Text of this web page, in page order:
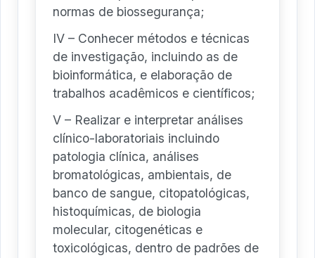
normas de biossegurança;
IV – Conhecer métodos e técnicas
de investigação, incluindo as de
bioinformática, e elaboração de
trabalhos acadêmicos e científicos;
V – Realizar e interpretar análises
clínico-laboratoriais incluindo
patologia clínica, análises
bromatológicas, ambientais, de
banco de sangue, citopatológicas,
histoquímicas, de biologia
molecular, citogenéticas e
toxicológicas, dentro de padrões de